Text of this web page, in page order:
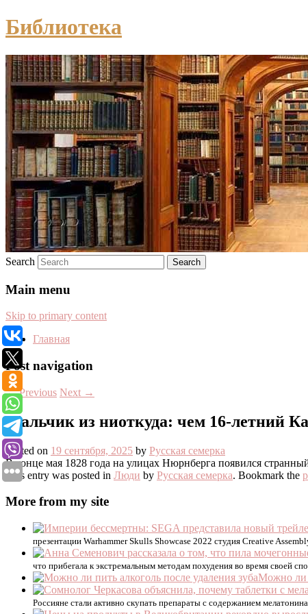
Библиотека
Search
Main menu
Skip to primary content
Главная
Post navigation
←Previous Next →
Мальчик из ниоткуда: чем 16-летний
Posted on 19 сентября, 2025 by Русская семерка
В конце мая 1828 года на улицах Нюрнберга появился
This entry was posted in Люди by Русская семерка. Bookmark the
More from my site
презентации Warhammer Skulls Showcase 2022 студия Creative
что прибегала к экстремальным методам похудения во время своей
Можно ли
Россияне стали активно скупать препараты с содержанием